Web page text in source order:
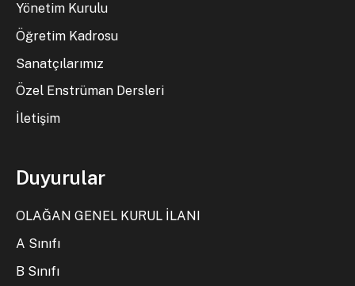
Yönetim Kurulu
Öğretim Kadrosu
Sanatçılarımız
Özel Enstrüman Dersleri
İletişim
Duyurular
OLAĞAN GENEL KURUL İLANI
A Sınıfı
B Sınıfı